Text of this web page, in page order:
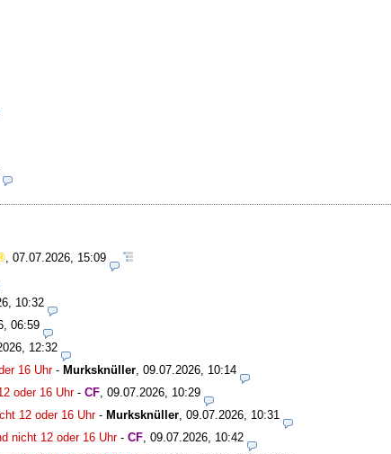
07.07.2026, 15:09
10:32
06:59
12:32
16 Uhr- Murksknüller 09.07.2026, 10:14
oder 16 Uhr- CF 09.07.2026, 10:29
12 oder 16 Uhr- Murksknüller 09.07.2026, 10:31
nicht 12 oder 16 Uhr- CF 09.07.2026, 10:42